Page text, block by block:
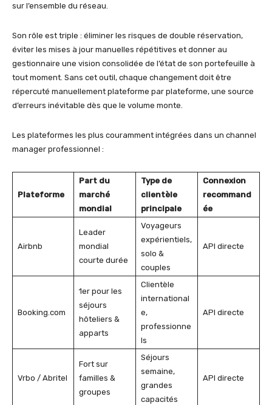
sur l’ensemble du réseau.
Son rôle est triple : éliminer les risques de double réservation,
éviter les mises à jour manuelles répétitives et donner au
gestionnaire une vision consolidée de l’état de son portefeuille à
tout moment. Sans cet outil, chaque changement doit être
répercuté manuellement plateforme par plateforme, une source
d’erreurs inévitable dès que le volume monte.
Les plateformes les plus couramment intégrées dans un channel
manager professionnel :
Plateforme
Part du
marché
mondial
Type de
clientèle
principale
Connexion
recommand
ée
Airbnb
Leader
mondial
courte durée
Voyageurs
expérientiels,
solo &
couples
API directe
Booking.com
1er pour les
séjours
hôteliers &
apparts
Clientèle
international
e,
professionne
ls
API directe
Vrbo / Abritel
Fort sur
familles &
groupes
Séjours
semaine,
grandes
capacités
API directe